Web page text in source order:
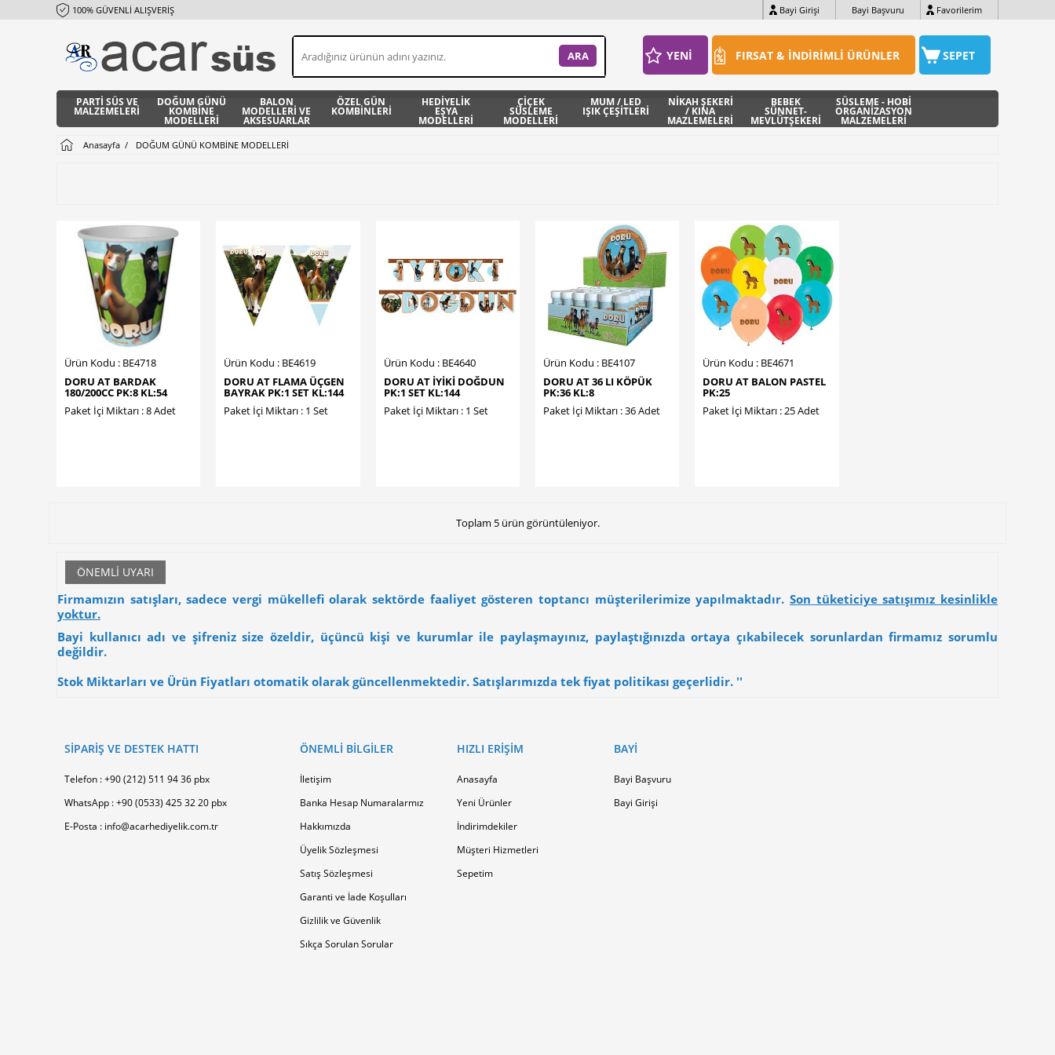
Bayi Girişi Bayi Başvuru Favorilerim
100% GÜVENLİ ALIŞVERİŞ
SEPET
FIRSAT & İNDİRİMLİ ÜRÜNLER
YENİ
PARTİ SÜS VE
MALZEMELERİ
DOĞUM GÜNÜ
KOMBİNE
MODELLERİ
BALON
MODELLERİ VE
AKSESUARLAR
ÖZEL GÜN
KOMBİNLERİ
HEDİYELİK
EŞYA
MODELLERİ
ÇİÇEK
SÜSLEME
MODELLERİ
MUM / LED
IŞIK ÇEŞİTLERİ
NİKAH ŞEKERİ
/ KINA
MAZLEMELERİ
BEBEK
SÜNNET-
MEVLÜTŞEKERİ
SÜSLEME - HOBİ
ORGANİZASYON
MALZEMELERİ
Anasayfa DOĞUM GÜNÜ KOMBİNE MODELLERİ
Ürün Kodu : BE4718
DORU AT BARDAK
180/200CC PK:8 KL:54
Paket İçi Miktarı : 8 Adet
Ürün Kodu : BE4619
DORU AT FLAMA ÜÇGEN
BAYRAK PK:1 SET KL:144
Paket İçi Miktarı : 1 Set
Ürün Kodu : BE4640
DORU AT İYİKİ DOĞDUN
PK:1 SET KL:144
Paket İçi Miktarı : 1 Set
Ürün Kodu : BE4107
DORU AT 36 LI KÖPÜK
PK:36 KL:8
Paket İçi Miktarı : 36 Adet
Ürün Kodu : BE4671
DORU AT BALON PASTEL
PK:25
Paket İçi Miktarı : 25 Adet
Toplam 5 ürün görüntüleniyor.
ÖNEMLI UYARI
Firmamızın satışları, sadece vergi mükellefi olarak sektörde faaliyet gösteren toptancı müşterilerimize yapılmaktadır. Son tüketiciye satışımız kesinlikle
yoktur.
Bayi kullanıcı adı ve şifreniz size özeldir, üçüncü kişi ve kurumlar ile paylaşmayınız, paylaştığınızda ortaya çıkabilecek sorunlardan firmamız sorumlu
değildir.
Stok Miktarları ve Ürün Fiyatları otomatik olarak güncellenmektedir. Satışlarımızda tek fiyat politikası geçerlidir. ''
SİPARİŞ VE DESTEK HATTI
Telefon : +90 (212) 511 94 36 pbx
WhatsApp : +90 (0533) 425 32 20 pbx
E-Posta : info@acarhediyelik.com.tr
ÖNEMLI BILGILER
İletişim
Banka Hesap Numaralarmız
Hakkımızda
Üyelik Sözleşmesi
Satış Sözleşmesi
Garanti ve İade Koşulları
Gizlilik ve Güvenlik
Sıkça Sorulan Sorular
HIZLI ERIŞIM
Anasayfa
Yeni Ürünler
İndirimdekiler
Müşteri Hizmetleri
Sepetim
BAYI
Bayi Başvuru
Bayi Girişi